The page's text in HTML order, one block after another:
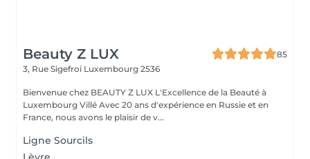
Beauty Z LUX
85
3, Rue Sigefroi Luxembourg 2536
Bienvenue chez BEAUTY Z LUX L'Excellence de la Beauté à
Luxembourg Villé Avec 20 ans d'expérience en Russie et en
France, nous avons le plaisir de v...
Ligne Sourcils